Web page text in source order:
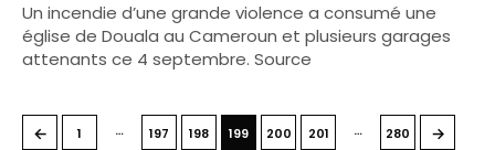
Un incendie d’une grande violence a consumé une
église de Douala au Cameroun et plusieurs garages
attenants ce 4 septembre. Source
← 1 … 197 198 199 200 201 … 280 →